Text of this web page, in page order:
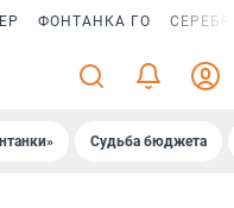
ФОНТАНКА ГО
Судьба бюджета